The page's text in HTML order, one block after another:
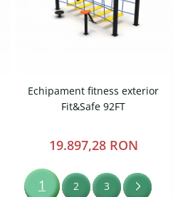
Echipament fitness exterior
Fit&Safe 92FT
19.897,28 RON
1 2 3